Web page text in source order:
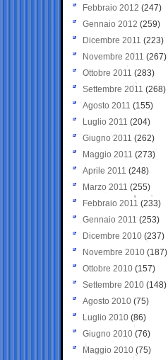
Febbraio 2012 (247)
Gennaio 2012 (259)
Dicembre 2011 (223)
Novembre 2011 (267)
Ottobre 2011 (283)
Settembre 2011 (268)
Agosto 2011 (155)
Luglio 2011 (204)
Giugno 2011 (262)
Maggio 2011 (273)
Aprile 2011 (248)
Marzo 2011 (255)
Febbraio 2011 (233)
Gennaio 2011 (253)
Dicembre 2010 (237)
Novembre 2010 (187)
Ottobre 2010 (157)
Settembre 2010 (148)
Agosto 2010 (75)
Luglio 2010 (86)
Giugno 2010 (76)
Maggio 2010 (75)